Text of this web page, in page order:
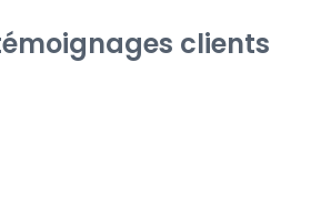
clients